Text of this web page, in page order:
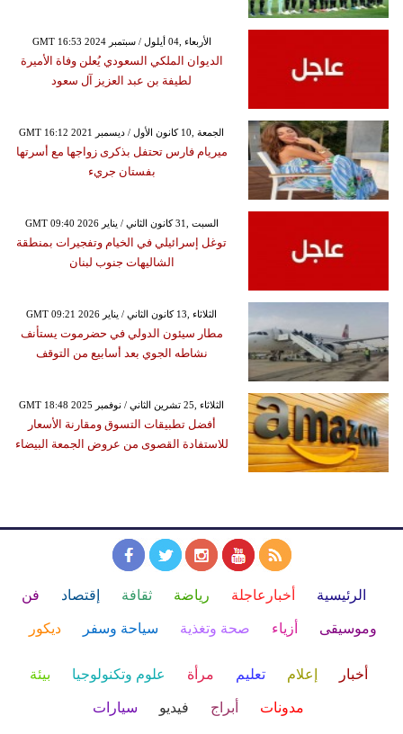
GMT 16:53 2024 الأربعاء ,04 أيلول / سبتمبر
الديوان الملكي السعودي يُعلن وفاة الأميرة
لطيفة بن عبد العزيز آل سعود
GMT 16:12 2021 الجمعة ,10 كانون الأول / ديسمبر
ميريام فارس تحتفل بذكرى زواجها مع أسرتها
بفستان جريء
GMT 09:40 2026 السبت ,31 كانون الثاني / يناير
توغل إسرائيلي في الخيام وتفجيرات بمنطقة
الشاليهات جنوب لبنان
GMT 09:21 2026 الثلاثاء ,13 كانون الثاني / يناير
مطار سيئون الدولي في حضرموت يستأنف
نشاطه الجوي بعد أسابيع من التوقف
GMT 18:48 2025 الثلاثاء ,25 تشرين الثاني / نوفمبر
أفضل تطبيقات التسوق ومقارنة الأسعار
للاستفادة القصوى من عروض الجمعة البيضاء
الرئيسية أخبارعاجلة رياضة ثقافة إقتصاد فن
وموسيقى أزياء صحة وتغذية سياحة وسفر ديكور
أخبار إعلام تعليم مرأة علوم وتكنولوجيا بيئة
مدونات أبراج فيديو سيارات